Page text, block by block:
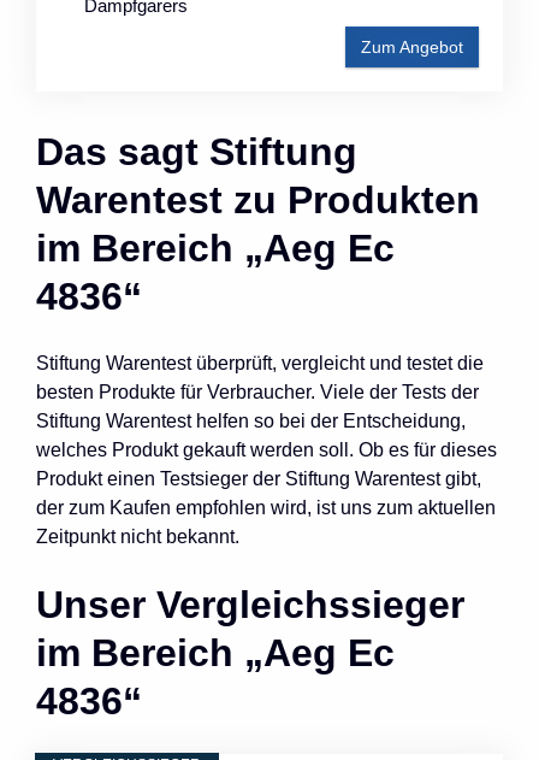
Dampfgarers
Zum Angebot
Das sagt Stiftung
Warentest zu Produkten
im Bereich „Aeg Ec
4836“
Stiftung Warentest überprüft, vergleicht und testet die
besten Produkte für Verbraucher. Viele der Tests der
Stiftung Warentest helfen so bei der Entscheidung,
welches Produkt gekauft werden soll. Ob es für dieses
Produkt einen Testsieger der Stiftung Warentest gibt,
der zum Kaufen empfohlen wird, ist uns zum aktuellen
Zeitpunkt nicht bekannt.
Unser Vergleichssieger
im Bereich „Aeg Ec
4836“